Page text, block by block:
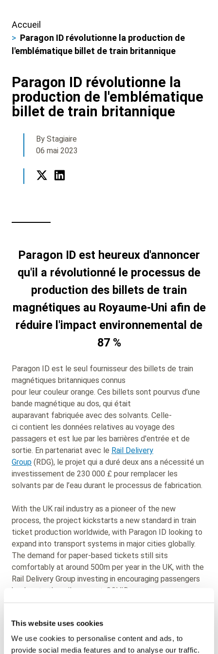
This website uses cookies
We use cookies to personalise content and ads, to
provide social media features and to analyse our traffic.
By Stagiaire
06 mai 2023
Fils
d'ariane
Accueil
Paragon ID révolutionne la production de
l'emblématique billet de train britannique
Paragon ID révolutionne la
production de l'emblématique
billet de train britannique
Paragon ID est heureux d'annoncer
qu'il a révolutionné le processus de
production des billets de train
magnétiques au Royaume-Uni afin de
réduire l'impact environnemental de
87 %
Paragon ID est le seul fournisseur des billets de train
magnétiques britanniques connus
pour leur couleur orange. Ces billets sont pourvus d’une
bande magnétique au dos, qui était
auparavant fabriquée avec des solvants. Celle-
ci contient les données relatives au voyage des
passagers et est lue par les barrières d'entrée et de
sortie. En partenariat avec le Rail Delivery
Group (RDG), le projet qui a duré deux ans a nécessité un
investissement de 230 000 £ pour remplacer les
solvants par de l’eau durant le processus de fabrication.
With the UK rail industry as a pioneer of the new
process, the project kickstarts a new standard in train
ticket production worldwide, with Paragon ID looking to
expand into transport systems in major cities globally.
The demand for paper-based tickets still sits
comfortably at around 500m per year in the UK, with the
Rail Delivery Group investing in encouraging passengers
back onto the railway post-COVID.
vérifier leur durabilité et leur compatibilité avec le réseau
ferroviaire. Ces tests ont été réalisés à l'aide des
installations d'essai de RDG et en collaboration avec